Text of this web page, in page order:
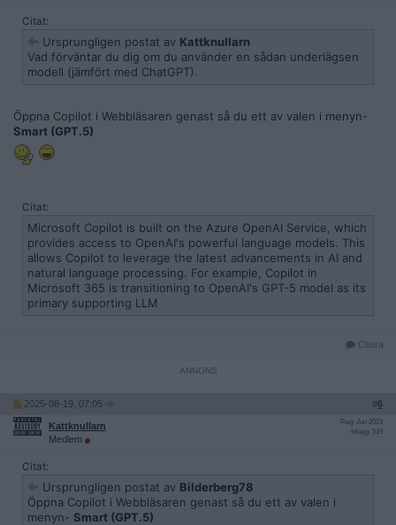
Citat:
Ursprungligen postat av Kattknullarn
Vad förväntar du dig om du använder en sådan underlägsen
modell (jämfört med ChatGPT).
Öppna Copilot i Webbläsaren genast så du ett av valen i menyn-
Smart (GPT.5)
Citat:
Microsoft Copilot is built on the Azure OpenAI Service, which
provides access to OpenAI's powerful language models. This
allows Copilot to leverage the latest advancements in AI and
natural language processing. For example, Copilot in
Microsoft 365 is transitioning to OpenAI's GPT-5 model as its
primary supporting LLM
Citera
2025-08-19, 07:05 #6
Kattknullarn
Medlem
Reg: Jun 2023
Inlägg: 519
Citat:
Ursprungligen postat av Bilderberg78
Öppna Copilot i Webbläsaren genast så du ett av valen i
menyn- Smart (GPT.5)